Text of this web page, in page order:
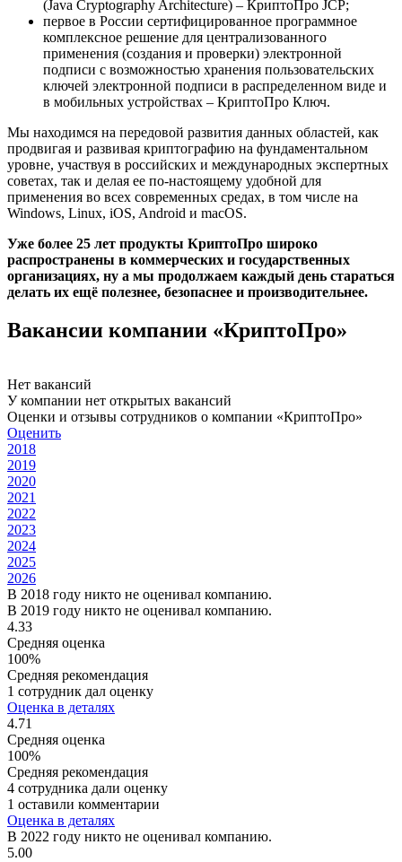
(Java Cryptography Architecture) – КриптоПро JCP;
первое в России сертифицированное программное
комплексное решение для централизованного
применения (создания и проверки) электронной
подписи с возможностью хранения пользовательских
ключей электронной подписи в распределенном виде и
в мобильных устройствах – КриптоПро Ключ.
Мы находимся на передовой развития данных областей, как
продвигая и развивая криптографию на фундаментальном
уровне, участвуя в российских и международных экспертных
советах, так и делая ее по-настоящему удобной для
применения во всех современных средах, в том числе на
Windows, Linux, iOS, Android и macOS.
Уже более 25 лет продукты КриптоПро широко
распространены в коммерческих и государственных
организациях, ну а мы продолжаем каждый день стараться
делать их ещё полезнее, безопаснее и производительнее.
Вакансии компании «КриптоПро»
Нет вакансий
У компании нет открытых вакансий
Оценки и отзывы сотрудников о компании «КриптоПро»
Оценить
2018
2019
2020
2021
2022
2023
2024
2025
2026
В 2018 году никто не оценивал компанию.
В 2019 году никто не оценивал компанию.
4.33
Средняя оценка
100%
Средняя рекомендация
1 сотрудник дал оценку
Оценка в деталях
4.71
Средняя оценка
100%
Средняя рекомендация
4 сотрудника дали оценку
1 оставили комментарии
Оценка в деталях
В 2022 году никто не оценивал компанию.
5.00